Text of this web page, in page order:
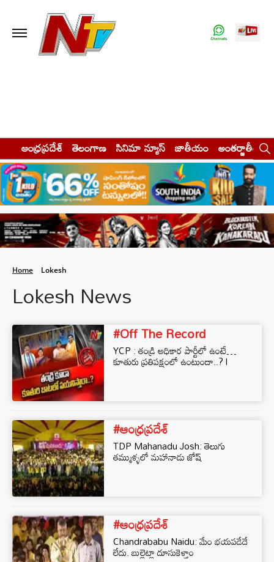
ఆంధ్రప్రదేశ్ తెలంగాణ సినిమా న్యూస్ జాతీయం అంతర్జాతీయం
Home Lokesh
Lokesh News
#Off The Record
YCP : తండ్రి అధికార పార్టీలో ఉంటే…
కూతురు ప్రతిపక్షంలో ఉంటుందా..? l
#ఆంధ్రప్రదేశ్
TDP Mahanadu Josh: తెలుగు
తమ్ముళ్ళలో మహానాడు జోష్
#ఆంధ్రప్రదేశ్
Chandrababu Naidu: మేం భయపడేదే
లేదు. బుల్లెట్లా దూసుకెళ్తాం